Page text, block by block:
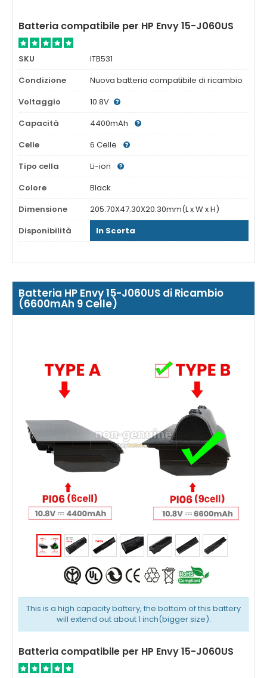
Batteria compatibile per HP Envy 15-J060US
SKU
ITB531
Condizione
Nuova batteria compatibile di ricambio
Voltaggio
10.8V
Capacità
4400mAh
Celle
6 Celle
Tipo cella
Li-ion
Colore
Black
Dimensione
205.70X47.30X20.30mm(L x W x H)
Disponibilità
In Scorta
Batteria HP Envy 15-J060US di Ricambio
(6600mAh 9 Celle)
This is a high capacity battery, the bottom of this battery
will extend out about 1 inch(bigger size).
Batteria compatibile per HP Envy 15-J060US